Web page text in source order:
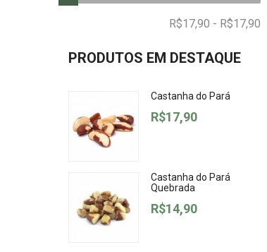
PRODUTOS EM DESTAQUE
Castanha do Pará
R$17,90
Castanha do Pará
Quebrada
R$14,90